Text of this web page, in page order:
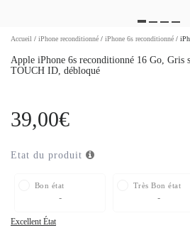
Accueil / iPhone reconditionné / iPhone 6s reconditionné /
Apple iPhone 6s reconditionné 16 Go, Gris
TOUCH ID, débloqué
39,00€
Etat du produit
Bon état
-
Très Bon état
-
Excellent État